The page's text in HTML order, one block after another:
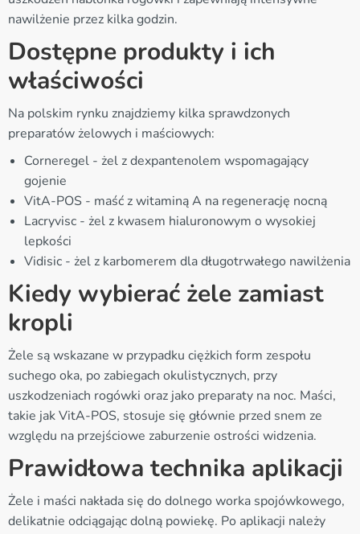
nawilżenie przez kilka godzin.
Dostępne produkty i ich
właściwości
Na polskim rynku znajdziemy kilka sprawdzonych
preparatów żelowych i maściowych:
Corneregel - żel z dexpantenolem wspomagający
gojenie
VitA-POS - maść z witaminą A na regenerację nocną
Lacryvisc - żel z kwasem hialuronowym o wysokiej
lepkości
Vidisic - żel z karbomerem dla długotrwałego nawilżenia
Kiedy wybierać żele zamiast
kropli
Żele są wskazane w przypadku ciężkich form zespołu
suchego oka, po zabiegach okulistycznych, przy
uszkodzeniach rogówki oraz jako preparaty na noc. Maści,
takie jak VitA-POS, stosuje się głównie przed snem ze
względu na przejściowe zaburzenie ostrości widzenia.
Prawidłowa technika aplikacji
Żele i maści nakłada się do dolnego worka spojówkowego,
delikatnie odciągając dolną powiekę. Po aplikacji należy